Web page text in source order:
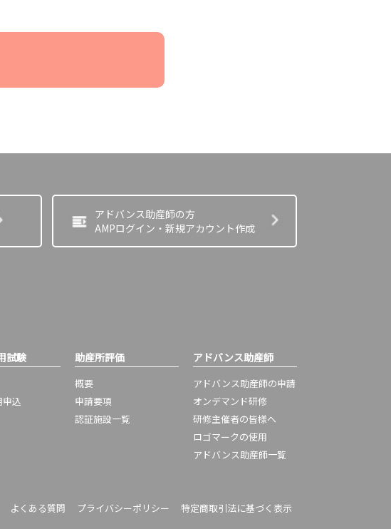
アドバンス助産師の方
AMPログイン・新規アカウント作成
試験
申込
助産所評価
概要
申請要項
認証施設一覧
アドバンス助産師
アドバンス助産師の申請
オンデマンド研修
研修主催者の皆様へ
ロゴマークの使用
アドバンス助産師一覧
よくある質問 プライバシーポリシー 特定商取引法に基づく表示